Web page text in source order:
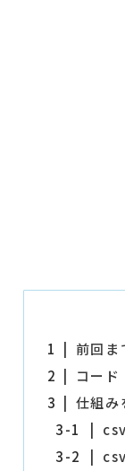
1
前回ま
2
コード
3
仕組み
3-1
3-2